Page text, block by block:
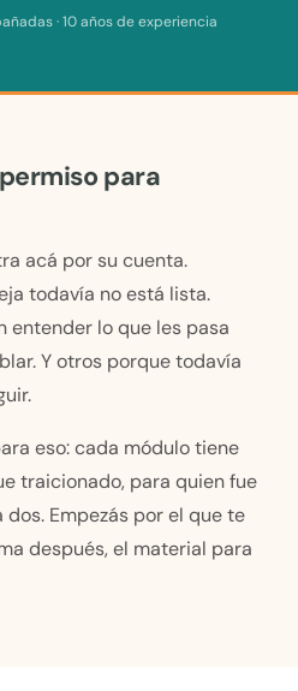
· 10 años de experiencia
para
acá por su cuenta.
todavía no está lista.
entender lo que les pasa
Y otros porque todavía
eso: cada módulo tiene
traicionado, para quien fue
Empezás por el que te
después, el material para